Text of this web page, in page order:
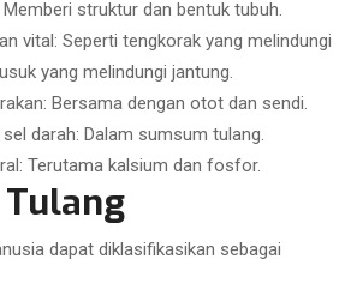
struktur dan bentuk tubuh.
vital: Seperti tengkorak yang melindungi
yang melindungi jantung.
Bersama dengan otot dan sendi.
darah: Dalam sumsum tulang.
Terutama kalsium dan fosfor.
Tulang
dapat diklasifikasikan sebagai